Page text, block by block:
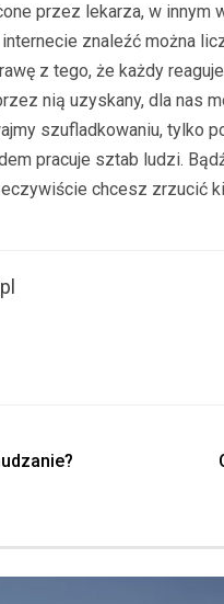
przez lekarza, w innym
znaleźć można
z tego, że każdy
nią uzyskany, dla nas
szufladkowaniu, tylko
pracuje sztab ludzi.
chcesz zrzucić